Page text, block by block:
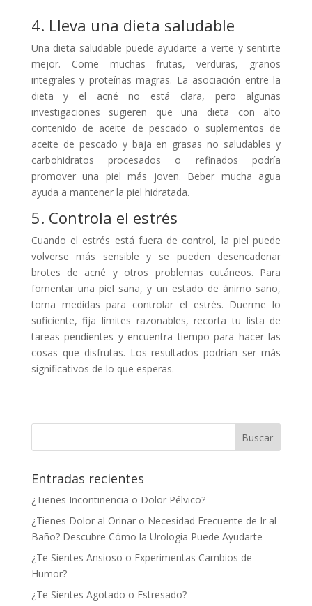
4. Lleva una dieta saludable
Una dieta saludable puede ayudarte a verte y sentirte
mejor. Come muchas frutas, verduras, granos
integrales y proteínas magras. La asociación entre la
dieta y el acné no está clara, pero algunas
investigaciones sugieren que una dieta con alto
contenido de aceite de pescado o suplementos de
aceite de pescado y baja en grasas no saludables y
carbohidratos procesados o refinados podría
promover una piel más joven. Beber mucha agua
ayuda a mantener la piel hidratada.
5. Controla el estrés
Cuando el estrés está fuera de control, la piel puede
volverse más sensible y se pueden desencadenar
brotes de acné y otros problemas cutáneos. Para
fomentar una piel sana, y un estado de ánimo sano,
toma medidas para controlar el estrés. Duerme lo
suficiente, fija límites razonables, recorta tu lista de
tareas pendientes y encuentra tiempo para hacer las
cosas que disfrutas. Los resultados podrían ser más
significativos de lo que esperas.
Entradas recientes
¿Tienes Incontinencia o Dolor Pélvico?
¿Tienes Dolor al Orinar o Necesidad Frecuente de Ir al
Baño? Descubre Cómo la Urología Puede Ayudarte
¿Te Sientes Ansioso o Experimentas Cambios de
Humor?
¿Te Sientes Agotado o Estresado?